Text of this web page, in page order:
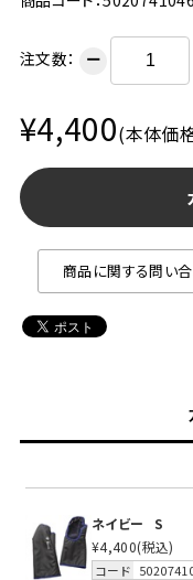
注文数： ー
¥4,400(本体価
商品に関する問い
ネイビー
S
¥4,400(税込)
コード